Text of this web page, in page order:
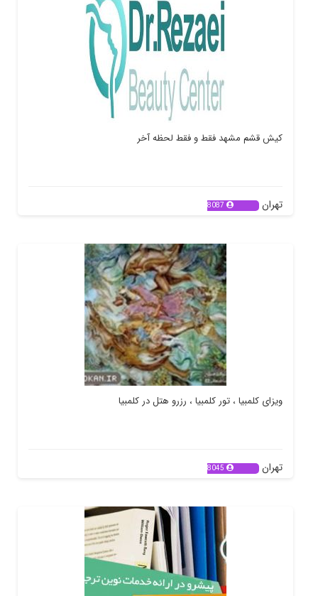
کیش قشم مشهد فقط و فقط لحظه آخر
تهران 8087
ویزای کلمبیا ، تور کلمبیا ، رزرو هتل در کلمبیا
تهران 8045